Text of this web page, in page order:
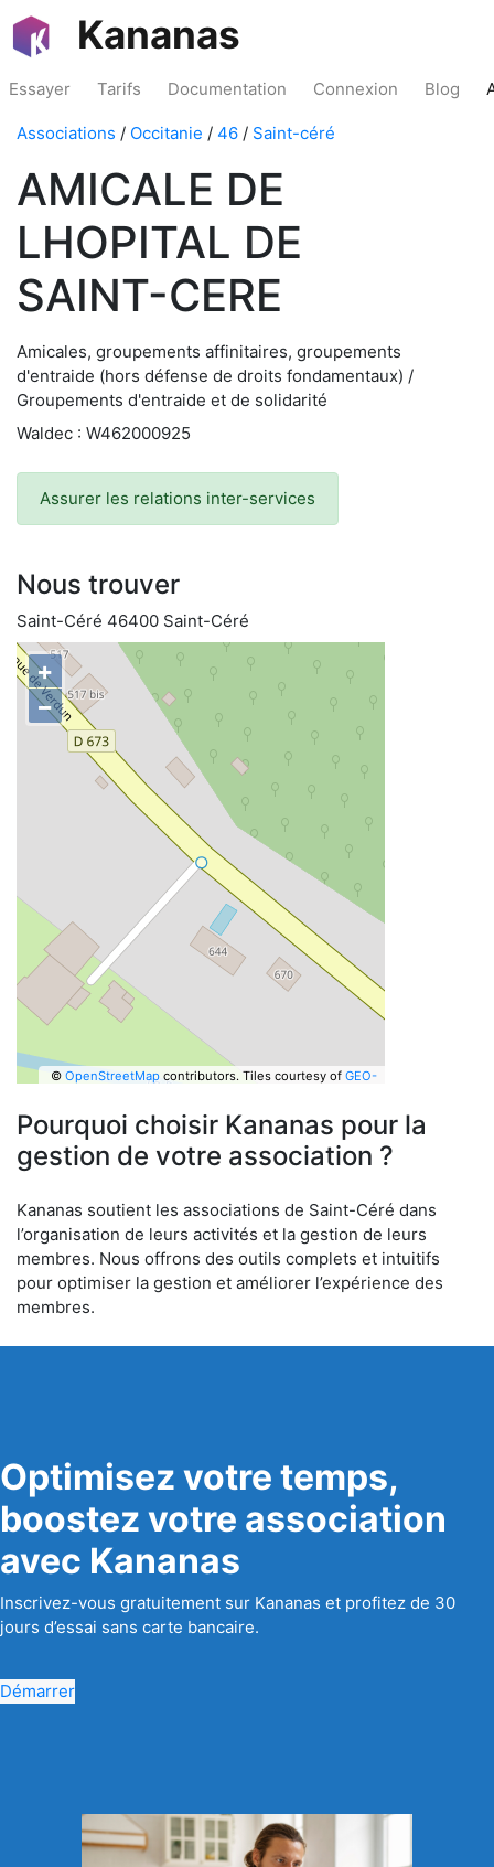
Kananas
Essayer Tarifs Documentation Connexion Blog
Associations / Occitanie / 46 / Saint-céré
AMICALE DE
LHOPITAL DE
SAINT-CERE
Amicales, groupements affinitaires, groupements
d'entraide (hors défense de droits fondamentaux) /
Groupements d'entraide et de solidarité
Waldec : W462000925
Assurer les relations inter-services
Nous trouver
Saint-Céré 46400 Saint-Céré
+
−
© OpenStreetMapcontributors. Tiles courtesy of GEO-
Pourquoi choisir Kananas pour la
gestion de votre association ?
Kananas soutient les associations de Saint-Céré dans
l’organisation de leurs activités et la gestion de leurs
membres. Nous offrons des outils complets et intuitifs
pour optimiser la gestion et améliorer l’expérience des
membres.
Optimisez votre temps,
boostez votre association
avec Kananas
Inscrivez-vous gratuitement sur Kananas et profitez de 30
jours d’essai sans carte bancaire.
Démarrer